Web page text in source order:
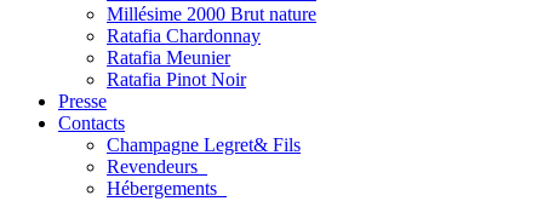
Millésime 2000 Brut nature
Ratafia Chardonnay
Ratafia Meunier
Ratafia Pinot Noir
Presse
Contacts
Champagne Legret& Fils
Revendeurs
Hébergements